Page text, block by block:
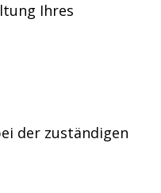
Ihres
der zuständigen